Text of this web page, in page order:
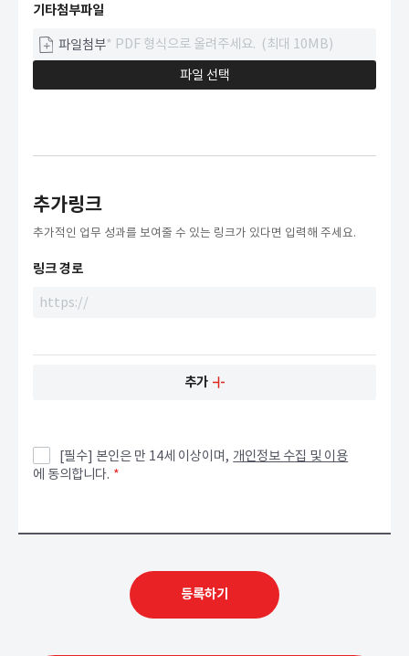
기타첨부파일
파일첨부
파일 선택
추가링크
추가적인 업무 성과를 보여줄 수 있는 링크가 있다면 입력해 주세요.
링크 경로
추가
[필수] 본인은 만 14세 이상이며, 개인정보 수집 및 이용
에 동의합니다. *
등록하기